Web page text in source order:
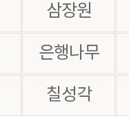
삼장원
은행나무
칠성각